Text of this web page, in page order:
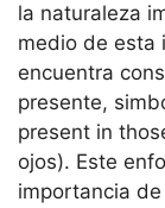
la naturaleza
medio de esta
encuentra
presente,
present in
ojos). Este
importancia